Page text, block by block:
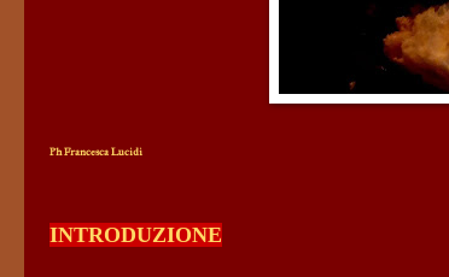
Ph Francesca Lucidi
INTRODUZIONE